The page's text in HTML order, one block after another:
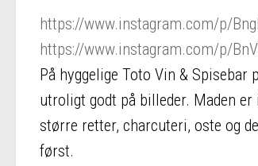
https://www.instagram.com/p/
https://www.instagram.com/p/
På hyggelige Toto Vin & Spisebar
utroligt godt på billeder. Maden
større retter, charcuteri, oste og
først.